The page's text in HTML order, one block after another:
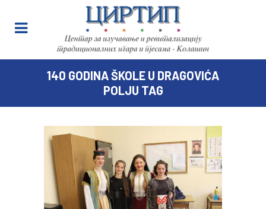
140 GODINA ŠKOLE U DRAGOVIĆA
POLJU TAG